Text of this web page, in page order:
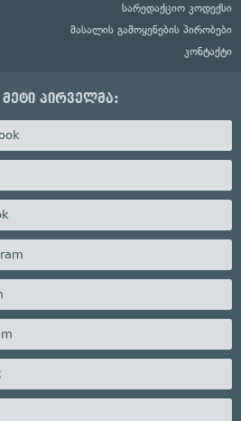
სარედაქციო კოდექსი
მასალის გამოყენების პირობები
კონტაქტი
მეტი პირველმა: